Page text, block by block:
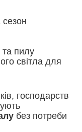
сезон
та пилу
світла для
господарств
без потреби